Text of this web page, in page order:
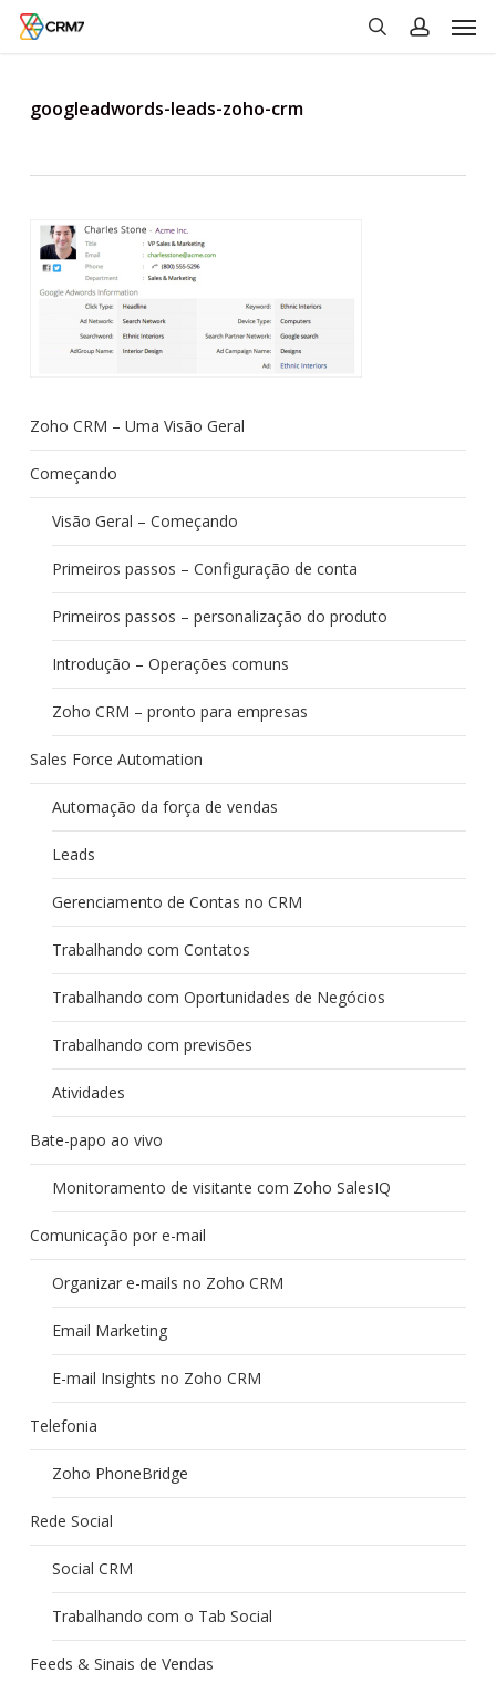
Skip
googleadwords-leads-zoho-crm
Zoho CRM – Uma Visão Geral
Começando
Visão Geral – Começando
Primeiros passos – Configuração de conta
Primeiros passos – personalização do produto
Introdução – Operações comuns
Zoho CRM – pronto para empresas
Sales Force Automation
Automação da força de vendas
Leads
Gerenciamento de Contas no CRM
Trabalhando com Contatos
Trabalhando com Oportunidades de Negócios
Trabalhando com previsões
Atividades
Bate-papo ao vivo
Monitoramento de visitante com Zoho SalesIQ
Comunicação por e-mail
Organizar e-mails no Zoho CRM
Email Marketing
E-mail Insights no Zoho CRM
Telefonia
Zoho PhoneBridge
Rede Social
Social CRM
Trabalhando com o Tab Social
Feeds & Sinais de Vendas